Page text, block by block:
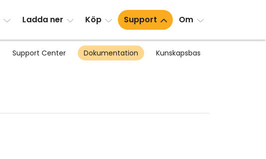
Ladda ner Köp Support Om
Support Center Dokumentation Kunskapsbas